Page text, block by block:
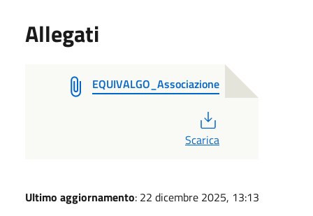
Allegati
EQUIVALGO_Associazione
Scarica
Ultimo aggiornamento: 22 dicembre 2025, 13:13